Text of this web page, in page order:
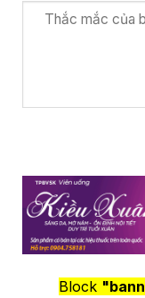
Block